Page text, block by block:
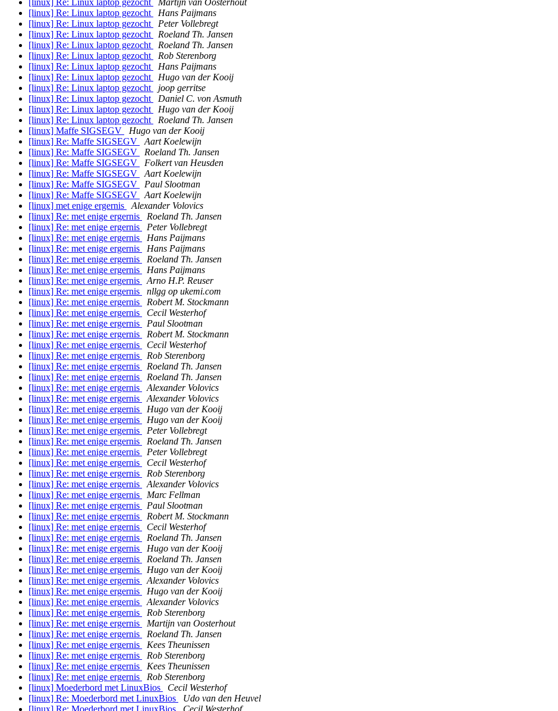
[linux] Re: Linux laptop gezocht
Martijn van Oosterhout
[linux] Re: Linux laptop gezocht
Hans Paijmans
[linux] Re: Linux laptop gezocht
Peter Vollebregt
[linux] Re: Linux laptop gezocht
Roeland Th. Jansen
[linux] Re: Linux laptop gezocht
Roeland Th. Jansen
[linux] Re: Linux laptop gezocht
Rob Sterenborg
[linux] Re: Linux laptop gezocht
Hans Paijmans
[linux] Re: Linux laptop gezocht
Hugo van der Kooij
[linux] Re: Linux laptop gezocht
joop gerritse
[linux] Re: Linux laptop gezocht
Daniel C. von Asmuth
[linux] Re: Linux laptop gezocht
Hugo van der Kooij
[linux] Re: Linux laptop gezocht
Roeland Th. Jansen
[linux] Maffe SIGSEGV
Hugo van der Kooij
[linux] Re: Maffe SIGSEGV
Aart Koelewijn
[linux] Re: Maffe SIGSEGV
Roeland Th. Jansen
[linux] Re: Maffe SIGSEGV
Folkert van Heusden
[linux] Re: Maffe SIGSEGV
Aart Koelewijn
[linux] Re: Maffe SIGSEGV
Paul Slootman
[linux] Re: Maffe SIGSEGV
Aart Koelewijn
[linux] met enige ergernis
Alexander Volovics
[linux] Re: met enige ergernis
Roeland Th. Jansen
[linux] Re: met enige ergernis
Peter Vollebregt
[linux] Re: met enige ergernis
Hans Paijmans
[linux] Re: met enige ergernis
Hans Paijmans
[linux] Re: met enige ergernis
Roeland Th. Jansen
[linux] Re: met enige ergernis
Hans Paijmans
[linux] Re: met enige ergernis
Arno H.P. Reuser
[linux] Re: met enige ergernis
nllgg op ukemi.com
[linux] Re: met enige ergernis
Robert M. Stockmann
[linux] Re: met enige ergernis
Cecil Westerhof
[linux] Re: met enige ergernis
Paul Slootman
[linux] Re: met enige ergernis
Robert M. Stockmann
[linux] Re: met enige ergernis
Cecil Westerhof
[linux] Re: met enige ergernis
Rob Sterenborg
[linux] Re: met enige ergernis
Roeland Th. Jansen
[linux] Re: met enige ergernis
Roeland Th. Jansen
[linux] Re: met enige ergernis
Alexander Volovics
[linux] Re: met enige ergernis
Alexander Volovics
[linux] Re: met enige ergernis
Hugo van der Kooij
[linux] Re: met enige ergernis
Hugo van der Kooij
[linux] Re: met enige ergernis
Peter Vollebregt
[linux] Re: met enige ergernis
Roeland Th. Jansen
[linux] Re: met enige ergernis
Peter Vollebregt
[linux] Re: met enige ergernis
Cecil Westerhof
[linux] Re: met enige ergernis
Rob Sterenborg
[linux] Re: met enige ergernis
Alexander Volovics
[linux] Re: met enige ergernis
Marc Fellman
[linux] Re: met enige ergernis
Paul Slootman
[linux] Re: met enige ergernis
Robert M. Stockmann
[linux] Re: met enige ergernis
Cecil Westerhof
[linux] Re: met enige ergernis
Roeland Th. Jansen
[linux] Re: met enige ergernis
Hugo van der Kooij
[linux] Re: met enige ergernis
Roeland Th. Jansen
[linux] Re: met enige ergernis
Hugo van der Kooij
[linux] Re: met enige ergernis
Alexander Volovics
[linux] Re: met enige ergernis
Hugo van der Kooij
[linux] Re: met enige ergernis
Alexander Volovics
[linux] Re: met enige ergernis
Rob Sterenborg
[linux] Re: met enige ergernis
Martijn van Oosterhout
[linux] Re: met enige ergernis
Roeland Th. Jansen
[linux] Re: met enige ergernis
Kees Theunissen
[linux] Re: met enige ergernis
Rob Sterenborg
[linux] Re: met enige ergernis
Kees Theunissen
[linux] Re: met enige ergernis
Rob Sterenborg
[linux] Moederbord met LinuxBios
Cecil Westerhof
[linux] Re: Moederbord met LinuxBios
Udo van den Heuvel